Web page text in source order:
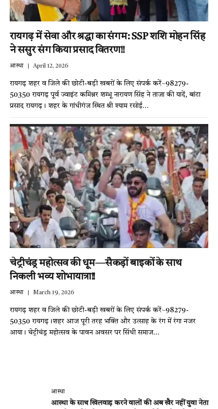
रायगढ़ में सेवा और श्रद्धा का संगम: SSP शशि मोहन सिंह
ने ससुर संग किया प्रसाद वितरण!!
आस्था April 12, 2026
रायगढ़ शहर व जिले की छोटी-बड़ी खबरों के लिए संपर्क करें~98279-
50350 रायगढ़ पूर्व ज्वाइंट कमिश्नर शम्भू नारायण सिंह ने ताजा की यादें, बांटा
प्रसाद रायगढ़। शहर के गांधीगंज स्थित श्री श्याम रसोई…
चेट्रीचंड्र महोत्सव की धूम—सैकड़ों बाइकों के साथ
निकली भव्य शोभायात्रा!!
आस्था March 19, 2026
रायगढ़ शहर व जिले की छोटी-बड़ी खबरों के लिए संपर्क करें~98279-
50350 रायगढ़।शहर आज पूरी तरह भक्ति और उत्साह के रंग में रंगा नजर
आया। चेट्रीचंड्र महोत्सव के पावन अवसर पर सिंधी समाज…
आस्था
आस्था के साथ खिलवाड़ करने वालों की अब खैर नहीं युवा नेता